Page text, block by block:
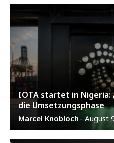
IOTA startet in Nigeria:
die Umsetzungsphase
Marcel Knobloch- August